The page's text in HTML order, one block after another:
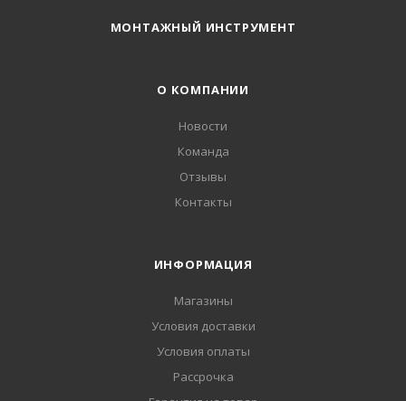
МОНТАЖНЫЙ ИНСТРУМЕНТ
О КОМПАНИИ
Новости
Команда
Отзывы
Контакты
ИНФОРМАЦИЯ
Магазины
Условия доставки
Условия оплаты
Рассрочка